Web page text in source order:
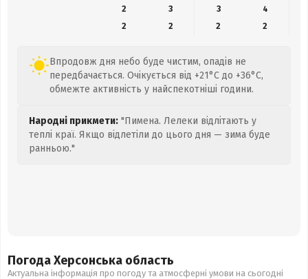
2
3 3
4
2
2 2 2
Впродовж дня небо буде чистим, опадів не
передбачається. Очікується від +21°C до +36°C,
обмежте активність у найспекотніші години.
Народні прикмети: "Пимена. Лелеки відлітають у
теплі краї. Якщо відлетіли до цього дня — зима буде
ранньою."
Погода Херсонська область
Актуальна інформація про погоду та атмосферні умови на сьогодні